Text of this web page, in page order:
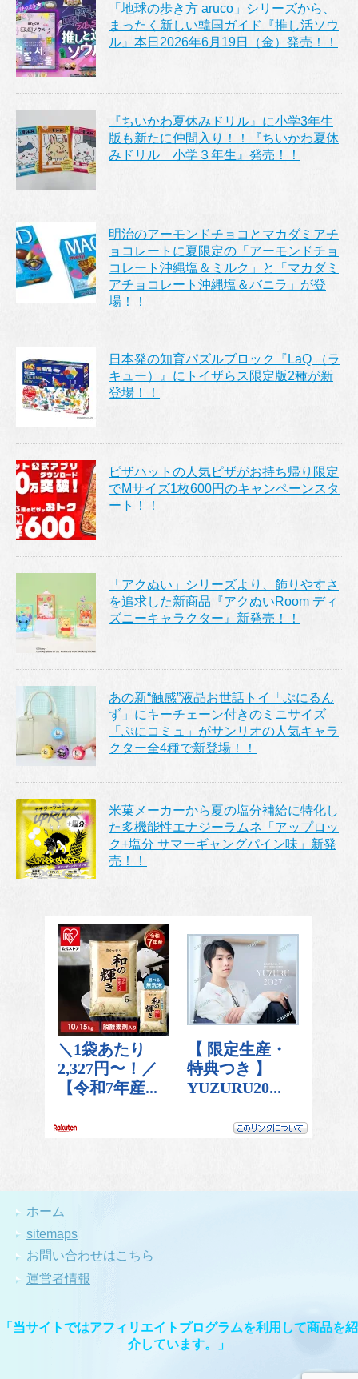
「地球の歩き方 aruco」シリーズから、
まったく新しい韓国ガイド『推し活ソウ
ル』本日2026年6月19日（金）発売！！
『ちいかわ夏休みドリル』に小学3年生
版も新たに仲間入り！！『ちいかわ夏休
みドリル 小学３年生』発売！！
明治のアーモンドチョコとマカダミアチ
ョコレートに夏限定の「アーモンドチョ
コレート沖縄塩＆ミルク」と「マカダミ
アチョコレート沖縄塩＆バニラ」が登
場！！
日本発の知育パズルブロック『LaQ （ラ
キュー）』にトイザらス限定版2種が新
登場！！
ピザハットの人気ピザがお持ち帰り限定
でMサイズ1枚600円のキャンペーンスタ
ート！！
「アクぬい」シリーズより、飾りやすさ
を追求した新商品『アクぬいRoom ディ
ズニーキャラクター』新発売！！
あの新“触感”液晶お世話トイ「ぷにるん
ず」にキーチェーン付きのミニサイズ
「ぷにコミュ」がサンリオの人気キャラ
クター全4種で新登場！！
米菓メーカーから夏の塩分補給に特化し
た多機能性エナジーラムネ「アップロッ
ク+塩分 サマーギャングパイン味」新発
売！！
ホーム
sitemaps
お問い合わせはこちら
運営者情報
「当サイトではアフィリエイトプログラムを利用して商品を紹
介しています。」